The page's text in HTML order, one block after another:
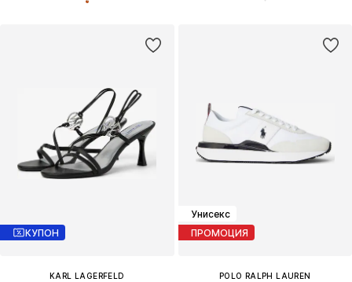
КУПОН
KARL LAGERFELD
Унисекс
ПРОМОЦИЯ
POLO RALPH LAUREN